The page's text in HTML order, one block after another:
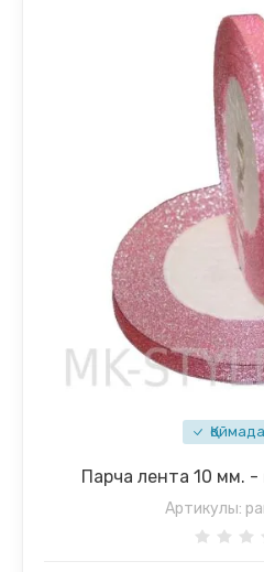
Парча лента 10 мм. -
Артикулы: